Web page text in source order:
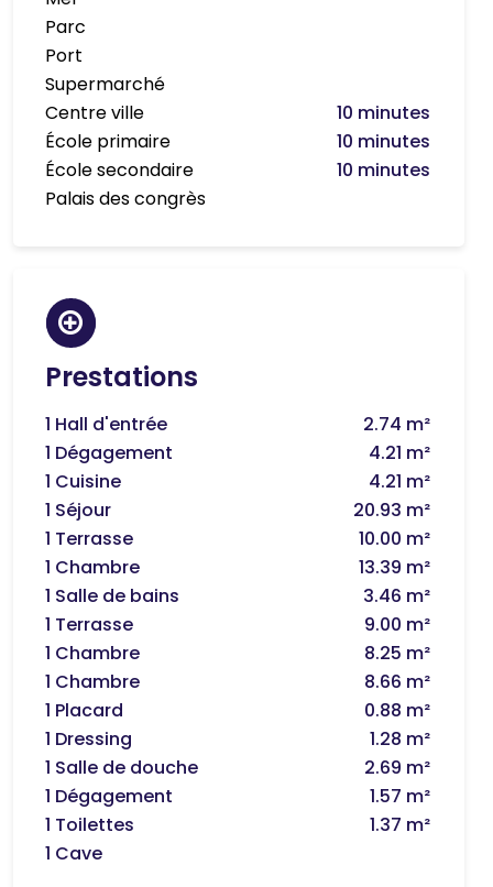
Parc
Port
Supermarché
Centre ville
10 minutes
École primaire
10 minutes
École secondaire
10 minutes
Palais des congrès
Prestations
1 Hall d'entrée
2.74 m²
1 Dégagement
4.21 m²
1 Cuisine
4.21 m²
1 Séjour
20.93 m²
1 Terrasse
10.00 m²
1 Chambre
13.39 m²
1 Salle de bains
3.46 m²
1 Terrasse
9.00 m²
1 Chambre
8.25 m²
1 Chambre
8.66 m²
1 Placard
0.88 m²
1 Dressing
1.28 m²
1 Salle de douche
2.69 m²
1 Dégagement
1.57 m²
1 Toilettes
1.37 m²
1 Cave